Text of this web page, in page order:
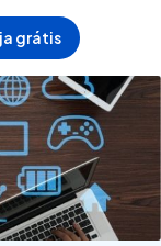
grátis